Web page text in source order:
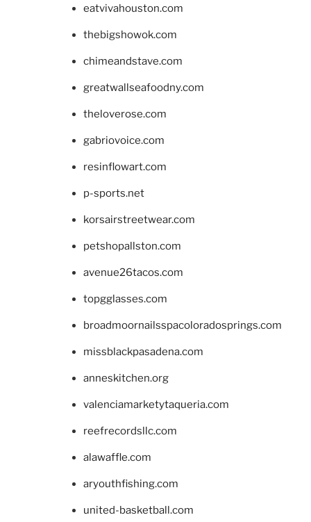
eatvivahouston.com
thebigshowok.com
chimeandstave.com
greatwallseafoodny.com
theloverose.com
gabriovoice.com
resinflowart.com
p-sports.net
korsairstreetwear.com
petshopallston.com
avenue26tacos.com
topgglasses.com
broadmoornailsspacoloradosprings.com
missblackpasadena.com
anneskitchen.org
valenciamarketytaqueria.com
reefrecordsllc.com
alawaffle.com
aryouthfishing.com
united-basketball.com